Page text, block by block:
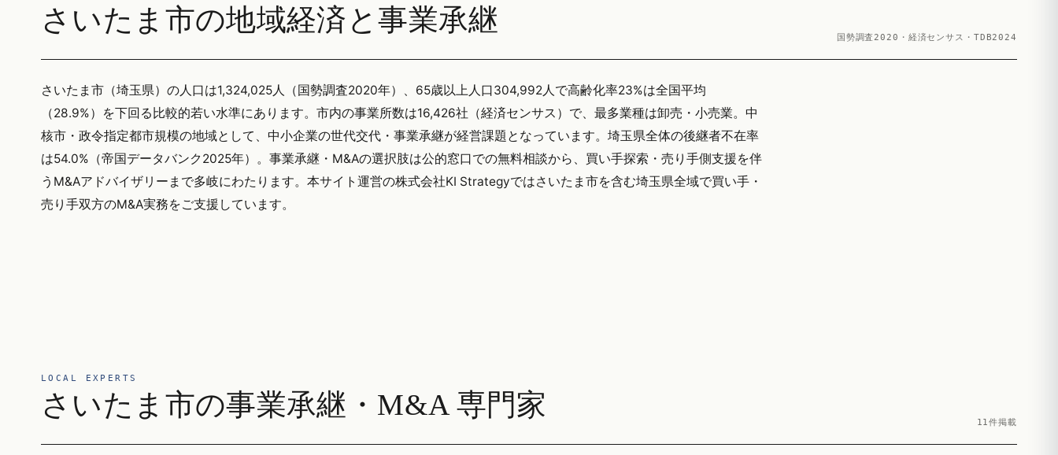
さいたま市の地域経済と事業承継
国勢調査2020・経済センサス・TDB2024
さいたま市（埼玉県）の人口は1,324,025人（国勢調査2020年）、65歳以上人口304,992人で高齢化率23%は全国平均
（28.9%）を下回る比較的若い水準にあります。市内の事業所数は16,426社（経済センサス）で、最多業種は卸売・小売業。中
核市・政令指定都市規模の地域として、中小企業の世代交代・事業承継が経営課題となっています。埼玉県全体の後継者不在率
は54.0%（帝国データバンク2025年）。事業承継・M&Aの選択肢は公的窓口での無料相談から、買い手探索・売り手側支援を伴
うM&Aアドバイザリーまで多岐にわたります。本サイト運営の株式会社KI Strategyではさいたま市を含む埼玉県全域で買い手・
売り手双方のM&A実務をご支援しています。
LOCAL EXPERTS
さいたま市の事業承継・M&A 専門家
11件掲載